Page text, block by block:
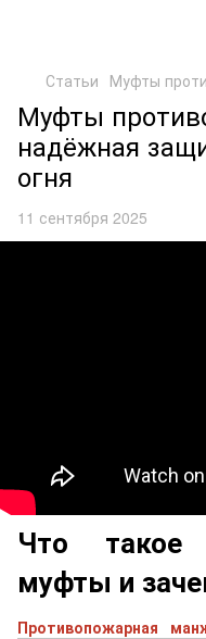
Статьи Муфты
Муфты
надёжная
огня
11 сентября 2025
Что такое
муфты и
Противопожарная